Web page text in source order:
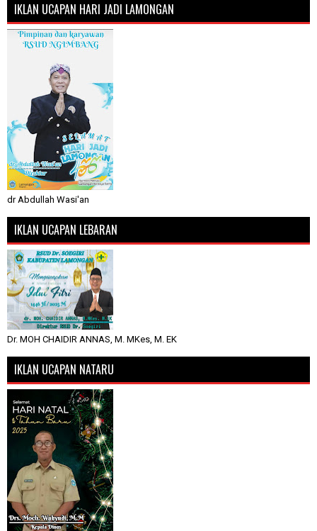
IKLAN UCAPAN HARI JADI LAMONGAN
dr Abdullah Wasi'an
IKLAN UCAPAN LEBARAN
Dr. MOH CHAIDIR ANNAS, M. MKes, M. EK
IKLAN UCAPAN NATARU